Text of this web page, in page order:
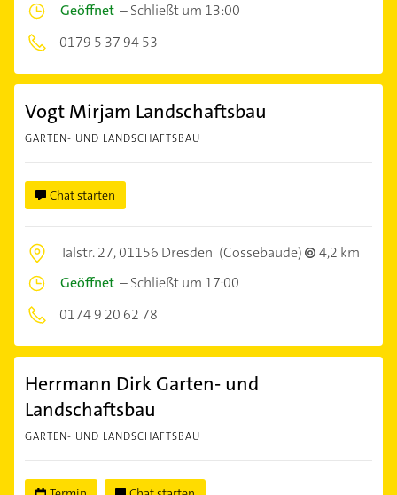
Geöffnet –Schließt um 13:00
0179 5 37 94 53
Vogt Mirjam Landschaftsbau
GARTEN- UND LANDSCHAFTSBAU
Chat starten
Talstr. 27,01156 Dresden (Cossebaude)
4,2 km
Geöffnet –Schließt um 17:00
0174 9 20 62 78
Herrmann Dirk Garten- und
Landschaftsbau
GARTEN- UND LANDSCHAFTSBAU